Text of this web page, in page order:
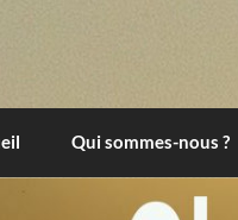
et Obscur
Qui sommes-nous ?